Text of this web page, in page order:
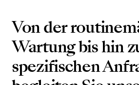
Von der
Wartung bis hin
spezifischen